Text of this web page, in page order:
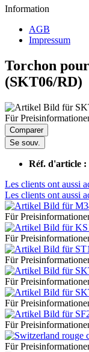
Information
AGB
Impressum
Torchon
(SKT06/RD)
Für
Comparer
Se souv.
Réf. d'article :
Les clients ont aussi
Les clients ont aussi
Für
Für
Für
Für
Für
Für
Für